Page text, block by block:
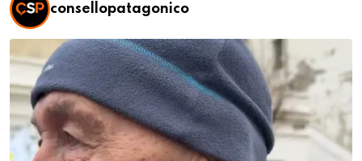
consellopatagonico